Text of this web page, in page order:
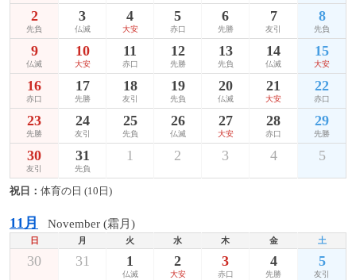
2
先負
3
仏滅
4
大安
5
赤口
6
先勝
7
友引
8
先負
9
仏滅
10
大安
11
赤口
12
先勝
13
先負
14
仏滅
15
大安
16
赤口
17
先勝
18
友引
19
先負
20
仏滅
21
大安
22
赤口
23
先勝
24
友引
25
先負
26
仏滅
27
大安
28
赤口
29
先勝
30
友引
31
先負
1 2 3 4 5
祝日： 体育の日 (10日)
11月 November (霜月)
日 月 火 水 木 金 土
30 31 1
仏滅
2
大安
3
赤口
4
先勝
5
友引